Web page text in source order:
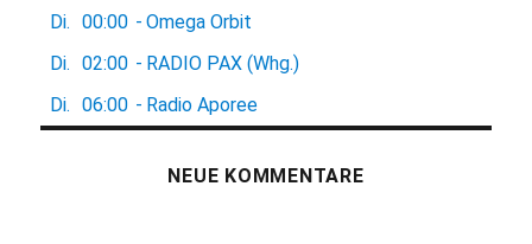
Di.
00:00 - Omega Orbit
Di.
02:00 - RADIO PAX (Whg.)
Di.
06:00 - Radio Aporee
NEUE KOMMENTARE